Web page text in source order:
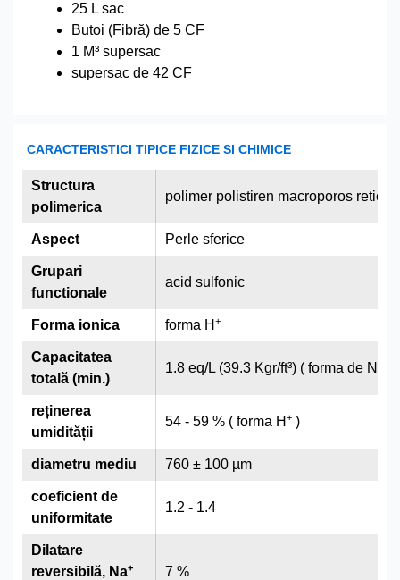
25 L sac
Butoi (Fibră) de 5 CF
1 M³ supersac
supersac de 42 CF
CARACTERISTICI TIPICE FIZICE SI CHIMICE
polimer polistiren macroporos
Perle sferice
acid sulfonic
forma H +
1.8 eq/L (39.3 Kgr/ft³) ( forma de Na
54 - 59 % ( forma H + )
760 ± 100 µm
1.2 - 1.4
7 %
Structura
polimerica
Aspect
Grupari
functionale
Forma ionica
Capacitatea
totală (min.)
reținerea
umidității
diametru mediu
coeficient de
uniformitate
Dilatare
reversibilă, Na+